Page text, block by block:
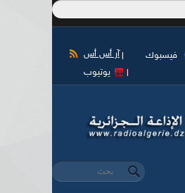
آر أس أس فيسبوك
يوتيوب
استمارة البحث
‏بحث ‏